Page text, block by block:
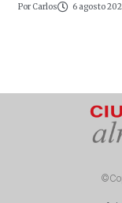
Por Carlos 6 agosto